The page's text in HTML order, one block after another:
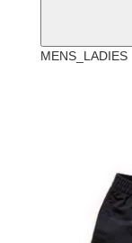
MENS_LADIES